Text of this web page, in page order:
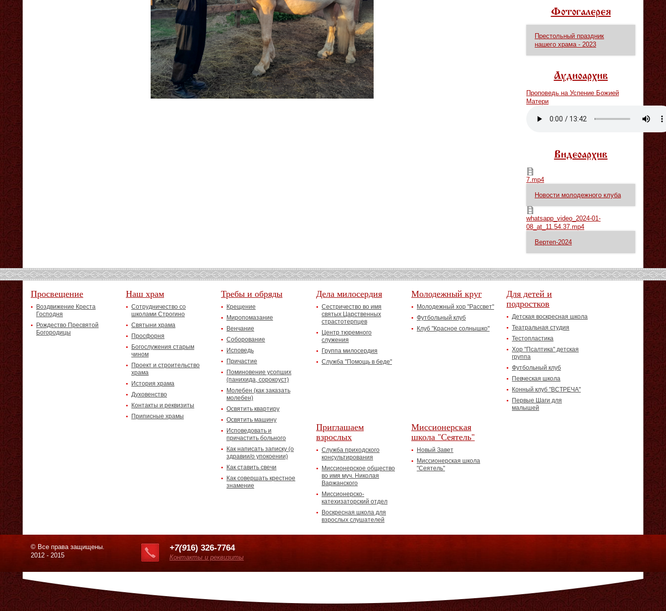
Фотогалерея
Престольный праздник
нашего храма - 2023
Аудиоархив
Проповедь на Успение Божией
Матери
Видеоархив
7.mp4
7.mp4
Новости молодежного клуба
whatsapp_video_2024-01-08_at_11.54.37.mp4
whatsapp_video_2024-01-
08_at_11.54.37.mp4
Вертеп-2024
Просвещение
Воздвижение Креста
Господня
Рождество Пресвятой
Богородицы
Наш храм
Сотрудничество со
школами Строгино
Святыни храма
Просфорня
Богослужения старым
чином
Проект и строительство
храма
История храма
Духовенство
Контакты и реквизиты
Приписные храмы
Требы и обряды
Крещение
Миропомазание
Венчание
Соборование
Исповедь
Причастие
Поминовение усопших
(панихида, сорокоуст)
Молебен (как заказать
молебен)
Освятить квартиру
Освятить машину
Исповедовать и
причастить больного
Как написать записку (о
здравии/о упокоении)
Как ставить свечи
Как совершать крестное
знамение
Дела милосердия
Сестричество во имя
святых Царственных
страстотерпцев
Центр тюремного
служения
Группа милосердия
Служба "Помощь в беде"
Молодежный круг
Молодежный хор "Рассвет"
Футбольный клуб
Клуб "Красное солнышко"
Для детей и
подростков
Детская воскресная школа
Театральная студия
Тестопластика
Хор "Псалтика" детская
группа
Футбольный клуб
Певческая школа
Конный клуб "ВСТРЕЧА"
Первые Шаги для
малышей
Приглашаем
взрослых
Служба приходского
консультирования
Миссионерское общество
во имя муч. Николая
Варжанского
Миссионерско-
катехизаторский отдел
Воскресная школа для
взрослых слушателей
Миссионерская
школа "Сеятель"
Новый Завет
Миссионерская школа
"Сеятель"
© Все права защищены.
2012 - 2015
+7(916) 326-7764
Контакты и реквизиты